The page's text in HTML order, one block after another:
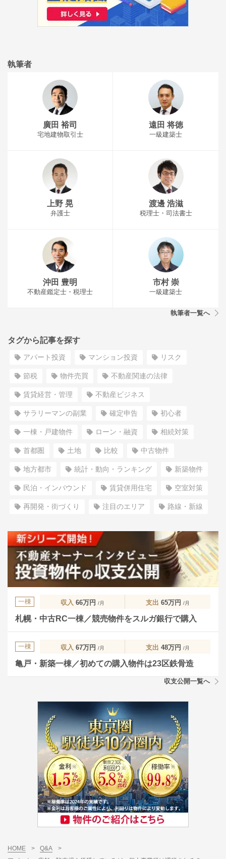
執筆者
廣田 裕司
宅地建物取引士
遠田 将徳
一級建築士
上野 晃
弁護士
渡邊 浩滋
税理士・司法書士
沖田 豊明
不動産鑑定士・税理士
市村 崇
一級建築士
執筆者一覧へ
タグから記事を探す
アパート投資 マンション投資 リスク
節税 物件売買 不動産関連の法律
賃貸経営・管理 不動産ビジネス
サラリーマンの副業 確定申告 初心者
一棟・戸建物件 ローン・融資 相続対策
首都圏 土地 比較 中古物件
地方都市 統計・動向・ランキング 新築物件
民泊・インバウンド 賃貸併用住宅 空室対策
再開発・街づくり 注目のエリア 路線・新線
一棟 収入 66万円 /月 支出 65万円 /月
札幌・中古RC一棟／競売物件をスルガ銀行で購入
一棟 収入 67万円 /月 支出 48万円 /月
亀戸・新築一棟／初めての購入物件は23区鉄骨造
収支公開一覧へ
HOME > Q&A
>